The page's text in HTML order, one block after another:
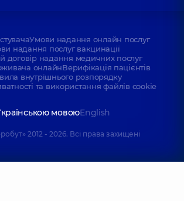
Умови надання онлайн послуг
надання послуг вакцинації
договір надання медичних послуг
онлайнВерифікація пацієнтів
внутрішнього розпорядку
та використання файлів cookie
мовоюEnglish
2012 - 2026. Всі права захищені